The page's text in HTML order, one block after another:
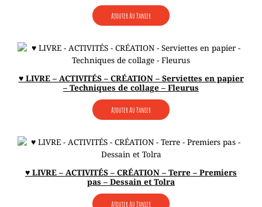
Ajouter Au Panier
♥ LIVRE – ACTIVITÉS – CRÉATION – Serviettes en papier
– Techniques de collage – Fleurus
Ajouter Au Panier
♥ LIVRE – ACTIVITÉS – CRÉATION – Terre – Premiers
pas – Dessain et Tolra
Ajouter Au Panier